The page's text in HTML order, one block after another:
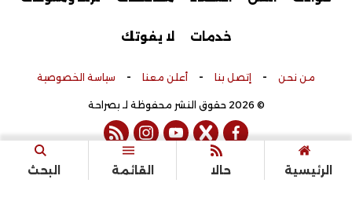
الرئيسية حالا القائمة البحث
خدمات لا يفوتك
من نحن - إتصل بنا - أعلن معنا - سياسة الخصوصية
© 2026 حقوق النشر محفوظة لـ بصراحة
facebook
twitter
youtube
instagram
rss feed
تم التطوير بواسطة